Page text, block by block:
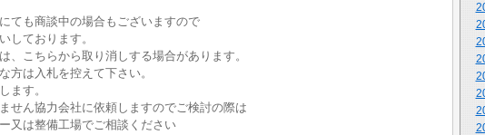
ても商談中の場合もございますので
しております。
、こちらから取り消しする場合があります。
方は入札を控えて下さい。
ます。
せん協力会社に依頼しますのでご検討の際は
又は整備工場でご相談ください